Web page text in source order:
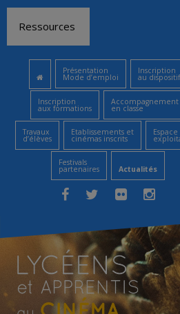
contenu
Ressources
Présentation
Mode d’emploi
Inscription
au dispositif
Inscription
aux formations
Accompagnement
en classe
Travaux
d’élèves
Etablissements et
cinémas inscrits
Espace
Festivals
partenaires Actualités